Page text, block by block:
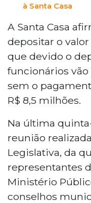
à Santa Casa
A Santa Casa
depositar o
que devido o
funcionários vão
sem o
R$ 8,5 milhões.
Na última
reunião
Legislativa, da
representantes
Ministério
conselhos